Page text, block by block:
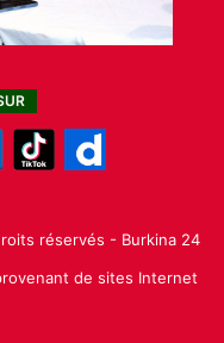
réservés - Burkina 24
de sites Internet